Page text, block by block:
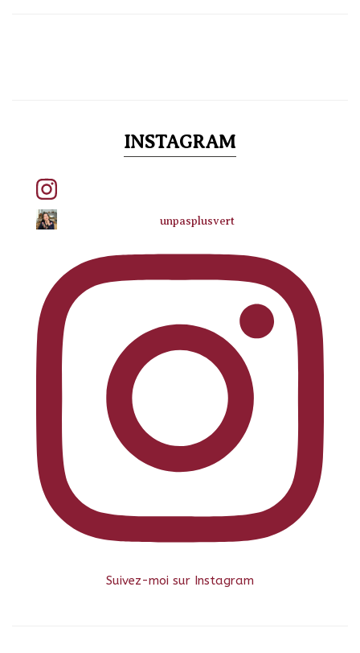
INSTAGRAM
unpasplusvert
Suivez-moi sur Instagram